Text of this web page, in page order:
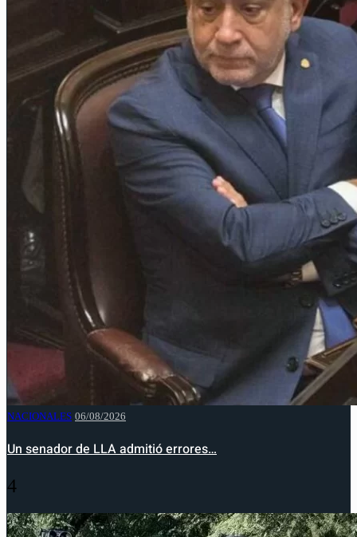
NACIONALES 06/08/2026
Un senador de LLA admitió errores…
4